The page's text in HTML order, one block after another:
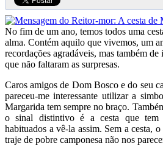
No fim de um ano, temos todos uma
alma. Contém aquilo que vivemos, um
recordações agradáveis, mas também
que não faltaram as surpresas.
Caros amigos de Dom Bosco e do seu
pareceu-me interessante utilizar a
Margarida tem sempre no braço.
o sinal distintivo é a cesta que tem
habituados a vê-la assim. Sem a cesta,
traje de pobre camponesa não nos